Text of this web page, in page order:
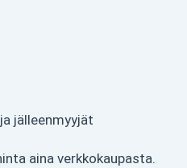
jälleenmyyjät
aina verkkokaupasta.